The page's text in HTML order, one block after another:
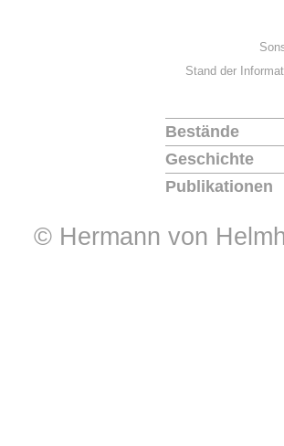
Stand der
Bestände
Geschichte
Publikationen
© Hermann von